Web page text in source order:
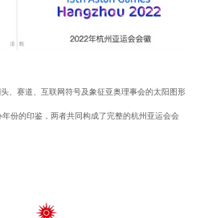
、赛道、互联网符号及象征亚奥理事会的太阳图形
份的印鉴，两者共同构成了完整的杭州亚运会会